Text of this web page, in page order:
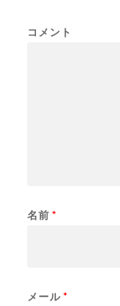
コメント
名前 *
メール *